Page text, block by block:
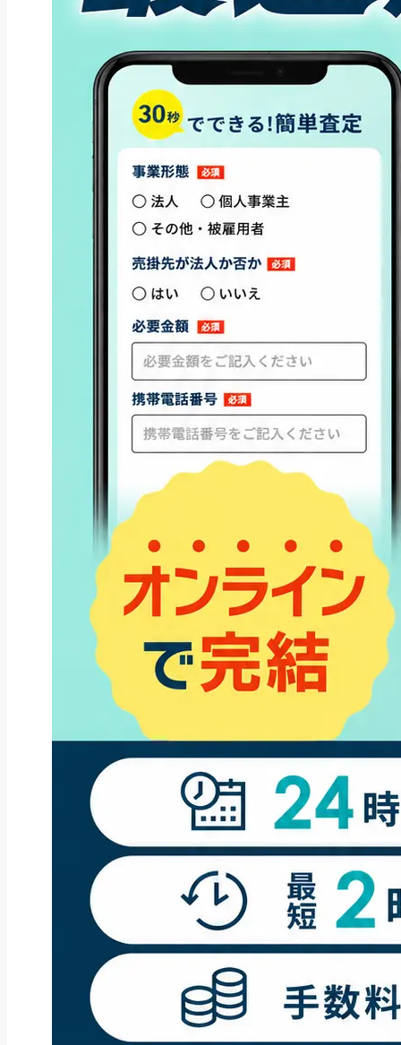
ファクタリング
ファクタリングとは？仕組み・メ
リット・注意点と...
2026年8月6日
ペイトナーファクタリングの活用
法｜中小企業・個...
2026年8月5日